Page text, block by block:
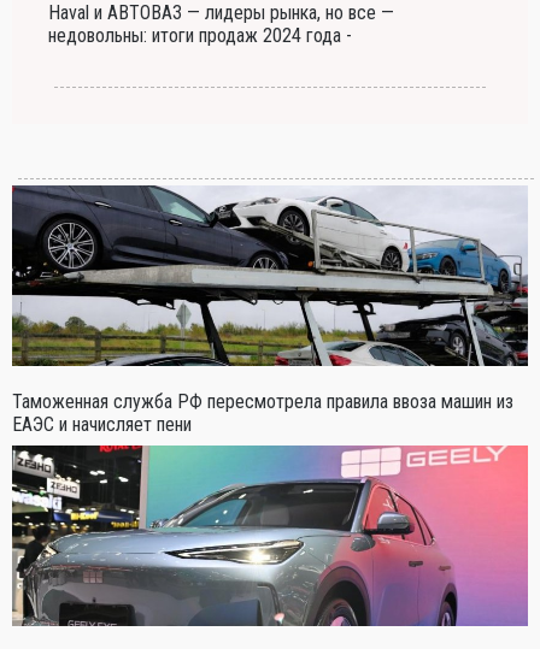
Haval и АВТОВАЗ — лидеры рынка, но все —
недовольны: итоги продаж 2024 года -
Таможенная служба РФ пересмотрела правила ввоза машин из
ЕАЭС и начисляет пени